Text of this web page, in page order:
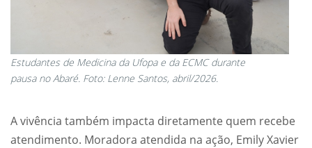
Estudantes de Medicina da Ufopa e da ECMC durante
pausa no Abaré. Foto: Lenne Santos, abril/2026.
A vivência também impacta diretamente quem recebe
atendimento. Moradora atendida na ação, Emily Xavier